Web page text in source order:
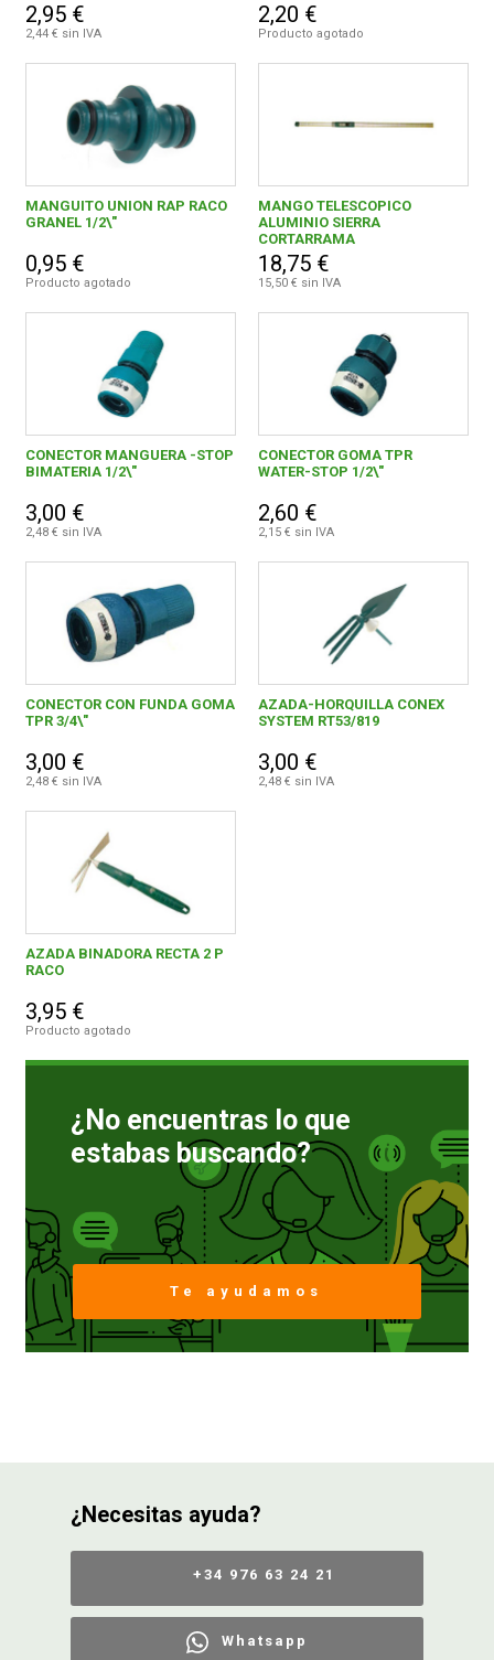
2,95 €
2,44 € sin IVA
2,20 €
Producto agotado
MANGUITO UNION RAP RACO
GRANEL 1/2\"
0,95 €
Producto agotado
MANGO TELESCOPICO
ALUMINIO SIERRA
CORTARRAMA
18,75 €
15,50 € sin IVA
CONECTOR MANGUERA -STOP
BIMATERIA 1/2\"
3,00 €
2,48 € sin IVA
CONECTOR GOMA TPR
WATER-STOP 1/2\"
2,60 €
2,15 € sin IVA
CONECTOR CON FUNDA GOMA
TPR 3/4\"
3,00 €
2,48 € sin IVA
AZADA-HORQUILLA CONEX
SYSTEM RT53/819
3,00 €
2,48 € sin IVA
AZADA BINADORA RECTA 2 P
RACO
3,95 €
Producto agotado
¿No encuentras lo que
estabas buscando?
Te ayudamos
¿Necesitas ayuda?
+34 976 63 24 21
Whatsapp
ENVÍOS
FORMAS DE PAGO
CONDICIONES